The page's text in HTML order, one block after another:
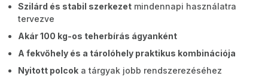
Szilárd és stabil szerkezet mindennapi használatra
tervezve
Akár 100 kg-os teherbírás ágyanként
A fekvőhely és a tárolóhely praktikus kombinációja
Nyitott polcok a tárgyak jobb rendszerezéséhez